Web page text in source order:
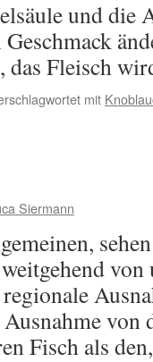
und die
das Fleisch
mit
Siermann
von
von
Fisch als